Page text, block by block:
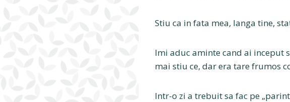
Stiu ca in fata mea, langa tine,
Imi aduc aminte cand ai inceput
mai stiu ce, dar era tare frumos
Intr-o zi a trebuit sa fac pe